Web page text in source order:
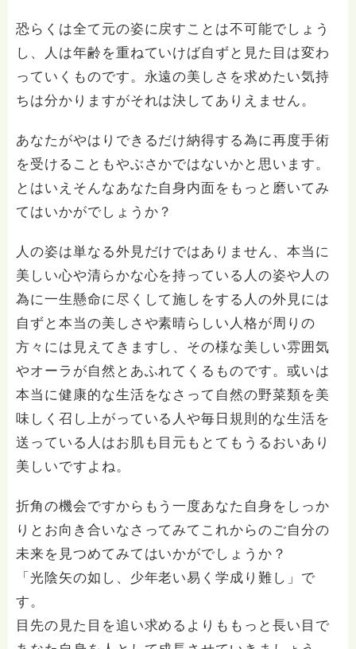
恐らくは全て元の姿に戻すことは不可能でしょう
し、人は年齢を重ねていけば自ずと見た目は変わ
っていくものです。永遠の美しさを求めたい気持
ちは分かりますがそれは決してありえません。
あなたがやはりできるだけ納得する為に再度手術
を受けることもやぶさかではないかと思います。
とはいえそんなあなた自身内面をもっと磨いてみ
てはいかがでしょうか？
人の姿は単なる外見だけではありません、本当に
美しい心や清らかな心を持っている人の姿や人の
為に一生懸命に尽くして施しをする人の外見には
自ずと本当の美しさや素晴らしい人格が周りの
方々には見えてきますし、その様な美しい雰囲気
やオーラが自然とあふれてくるものです。或いは
本当に健康的な生活をなさって自然の野菜類を美
味しく召し上がっている人や毎日規則的な生活を
送っている人はお肌も目元もとてもうるおいあり
美しいですよね。
折角の機会ですからもう一度あなた自身をしっか
りとお向き合いなさってみてこれからのご自分の
未来を見つめてみてはいかがでしょうか？
「光陰矢の如し、少年老い易く学成り難し」で
す。
目先の見た目を追い求めるよりももっと長い目で